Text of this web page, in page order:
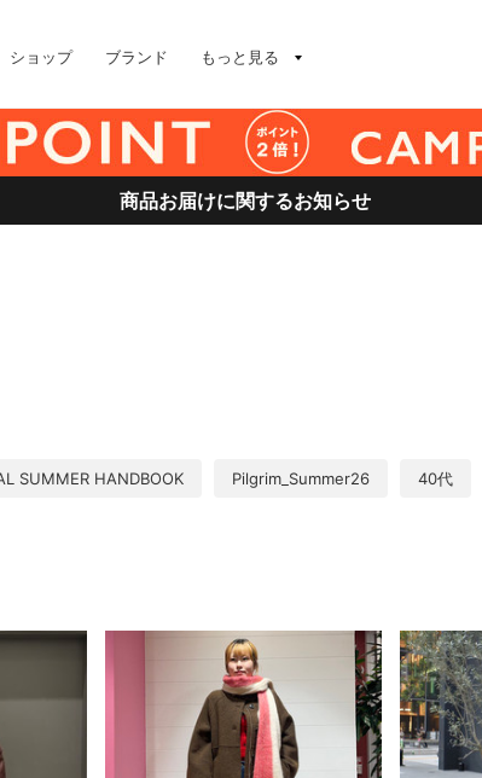
ショップ ブランド もっと見る
商品お届けに関するお知らせ
SUMMER HANDBOOK Pilgrim_Summer26 40代